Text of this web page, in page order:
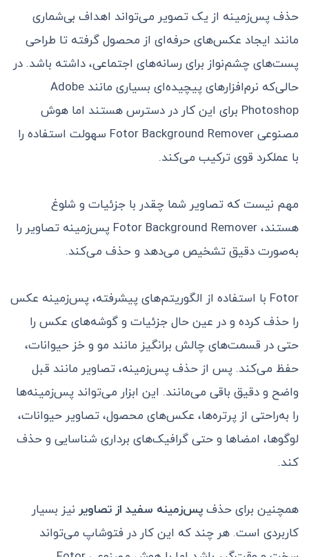
حذف پس‌زمینه از یک تصویر می‌تواند اهداف بی‌شماری
مانند ایجاد عکس‌های حرفه‌ای از محصول گرفته تا طراحی
پست‌های چشم‌نواز برای رسانه‌های اجتماعی، داشته باشد. در
حالی‌که نرم‌افزارهای پیچیده‌ای بسیاری مانند Adobe
Photoshop برای این کار در دسترس هستند اما هوش
مصنوعی Fotor Background Remover سهولت استفاده را
با عملکرد قوی ترکیب می‌کند.
مهم نیست که تصاویر شما چقدر با جزئیات و شلوغ
هستند، Fotor Background Remover پس‌زمینه تصاویر را
به‌صورت دقیق تشخیص می‌دهد و حذف می‌کند.
Fotor با استفاده از الگوریتم‌های پیشرفته، پس‌زمینه عکس
را حذف کرده و در عین حال جزئیات و گوشه‌های عکس را
حتی در قسمت‌های چالش برانگیز مانند مو و خز حیوانات،
حفظ می‌کند. پس از حذف پس‌زمینه، تصاویر مانند قبل
واضح و دقیق باقی می‌مانند. این ابزار می‌تواند پس‌زمینه‌ها
را به‌راحتی از پرتره‌ها، عکس‌های محصول، تصاویر حیوانات،
لوگوها، امضاها و حتی گرافیک‌های برداری شناسایی و حذف
کند.
همچنین برای حذف پس‌زمینه سفید از تصاویر نیز بسیار
کاربردی است. هر چند که این کار در فتوشاپ می‌تواند